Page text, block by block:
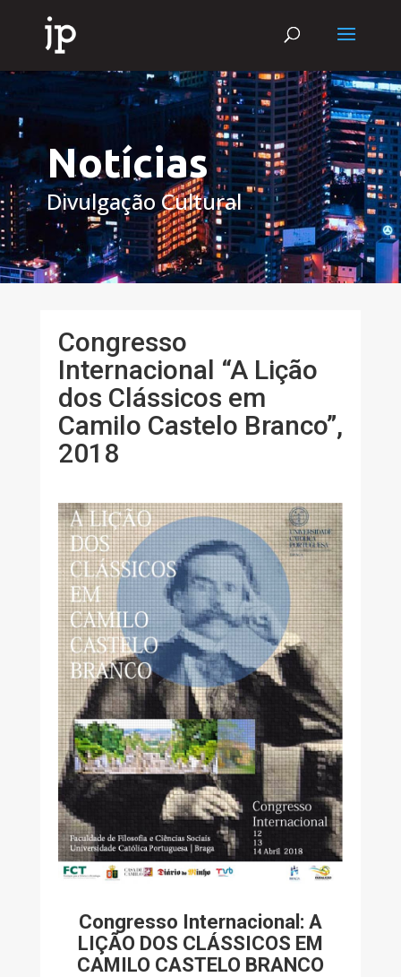
Notícias
Divulgação Cultural
Congresso
Internacional “A Lição
dos Clássicos em
Camilo Castelo Branco”,
2018
Congresso Internacional: A
LIÇÃO DOS CLÁSSICOS EM
CAMILO CASTELO BRANCO